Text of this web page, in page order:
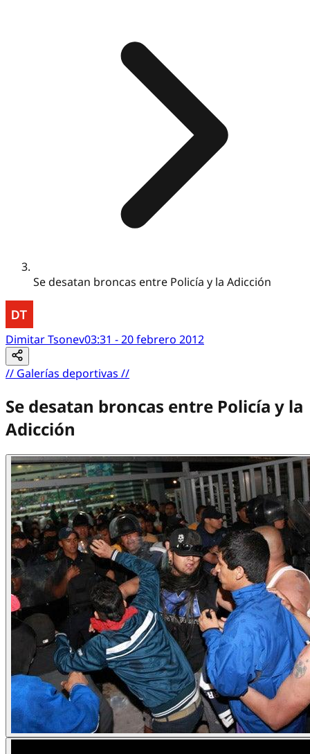
Se desatan broncas entre Policía y la Adicción
Dimitar Tsonev03:31 - 20 febrero 2012
// Galerías deportivas //
Se desatan broncas entre Policía y la
Adicción